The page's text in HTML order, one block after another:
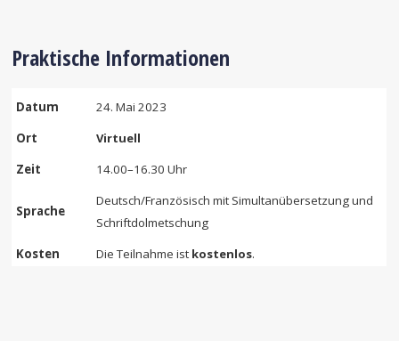
Praktische Informationen
Datum
24. Mai 2023
Ort
Virtuell
Zeit
14.00–16.30 Uhr
Sprache
Deutsch/Französisch mit Simultanübersetzung und
Schriftdolmetschung
Kosten
Die Teilnahme ist kostenlos.